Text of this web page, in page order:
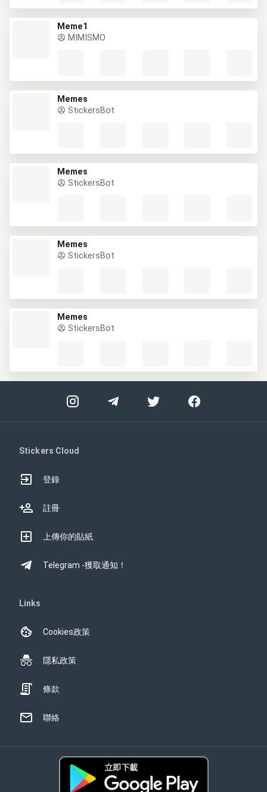
Meme1
MIMISMO
Memes
StickersBot
Memes
StickersBot
Memes
StickersBot
Memes
StickersBot
Stickers Cloud
登錄
註冊
上傳你的貼紙
Telegram -獲取通知！
Links
Cookies政策
隱私政策
條款
聯絡